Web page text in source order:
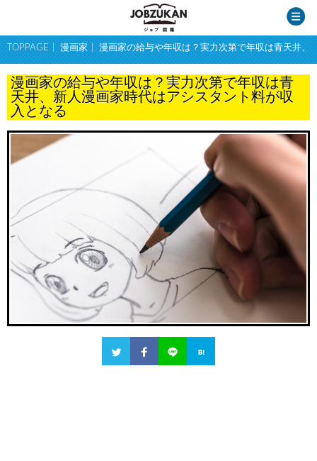
TOPPAGE 漫画家 漫画家の給与や年収は？実力次第で年収は青天井、
漫画家の給与や年収は？実力次第で年収は青
天井、新人漫画家時代はアシスタント料が収
入となる